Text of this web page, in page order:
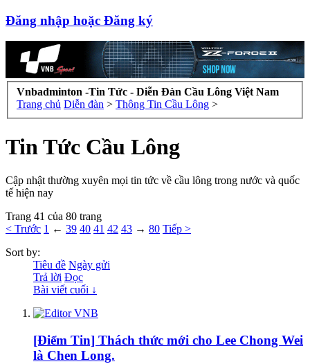
Đăng nhập hoặc Đăng ký
Vnbadminton -Tin Tức - Diễn Đàn Cầu Lông Việt Nam
Trang chủ Diễn đàn > Thông Tin Cầu Lông >
Tin Tức Cầu Lông
Cập nhật thường xuyên mọi tin tức về cầu lông trong nước và quốc
tế hiện nay
Trang 41 của 80 trang
< Trước 1 ← 39 40 41 42 43 → 80 Tiếp >
Sort by:
Tiêu đề Ngày gửi
Trả lời Đọc
Bài viết cuối ↓
[Điểm Tin] Thách thức mới cho Lee Chong Wei
là Chen Long.